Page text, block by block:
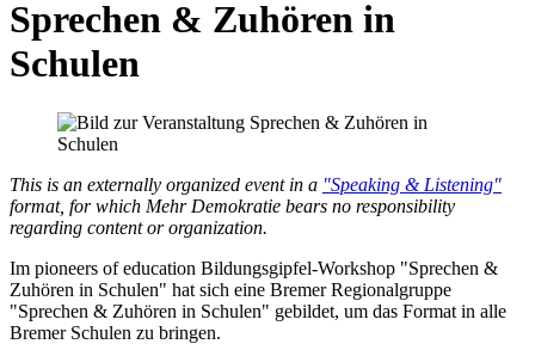
Sprechen & Zuhören in
Schulen
This is an externally organized event in a "Speaking & Listening"
format, for which Mehr Demokratie bears no responsibility
regarding content or organization.
Im pioneers of education Bildungsgipfel-Workshop "Sprechen &
Zuhören in Schulen" hat sich eine Bremer Regionalgruppe
"Sprechen & Zuhören in Schulen" gebildet, um das Format in alle
Bremer Schulen zu bringen.